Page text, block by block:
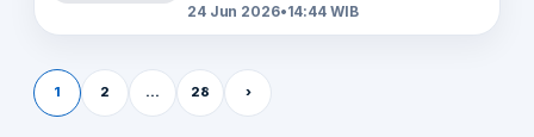
24 Jun 2026•14:44 WIB
Paginasi pos
1 2 … 28 ›